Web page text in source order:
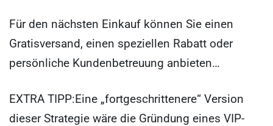
Für den nächsten Einkauf können Sie einen
Gratisversand, einen speziellen Rabatt oder
persönliche Kundenbetreuung anbieten…
EXTRA TIPP:Eine „fortgeschrittenere“ Version
dieser Strategie wäre die Gründung eines VIP-